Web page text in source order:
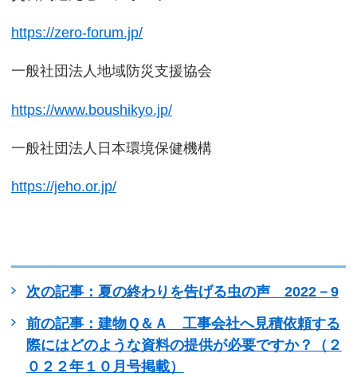
https://zero-forum.jp/
一般社団法人地域防災支援協会
https://www.boushikyo.jp/
一般社団法人日本環境保健機構
https://jeho.or.jp/
次の記事：夏の終わりを告げる虫の声 2022－9
前の記事：建物Ｑ＆Ａ 工事会社へ見積依頼する
際にはどのような資料の提供が必要ですか？（２
０２２年１０月号掲載）